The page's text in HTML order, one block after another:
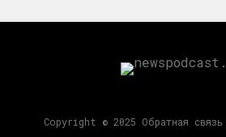
Copyright © 2025 Обратная